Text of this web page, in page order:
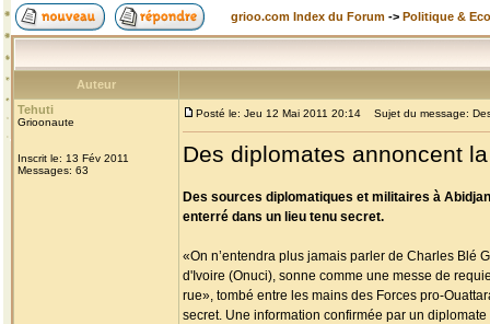
grioo.com Index du Forum -> Politique &
Auteur
Tehuti
Grioonaute
Inscrit le: 13 Fév 2011
Messages: 63
Posté le: Jeu 12 Mai 2011 20:14 Sujet du message:
Des diplomates annoncent
Des sources diplomatiques et militaires à
enterré dans un lieu tenu secret.
«On n’entendra plus jamais parler de Charles Blé
d'Ivoire (Onuci), sonne comme une messe de
rue», tombé entre les mains des Forces pro-
secret. Une information confirmée par un diplomate